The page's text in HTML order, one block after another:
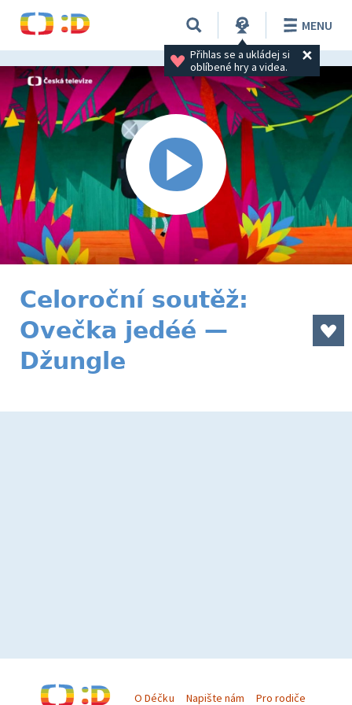
Přihlas se a ukládej si
oblíbené hry a videa.
MENU
Celoroční soutěž:
Ovečka jedéé —
Džungle
O Déčku Napište nám Pro rodiče